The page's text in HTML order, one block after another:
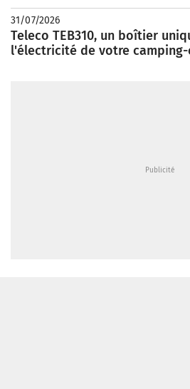
31/07/2026
Teleco TEB310, un boîtier
l'électricité de votre